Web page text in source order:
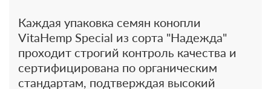
Каждая упаковка семян конопли
VitaHemp Special из сорта "Надежда"
проходит строгий контроль качества и
сертифицирована по органическим
стандартам, подтверждая высокий